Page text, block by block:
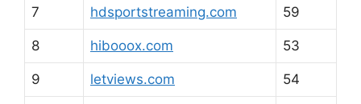
7 hdsportstreaming.com 59
8 hibooox.com 53
9 letviews.com 54